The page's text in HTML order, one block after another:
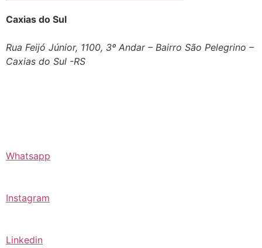
Caxias do Sul
Rua Feijó Júnior, 1100, 3º Andar – Bairro São Pelegrino –
Caxias do Sul -RS
Whatsapp
Instagram
Linkedin